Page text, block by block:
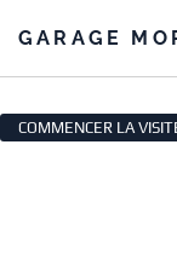
GARAGE
COMMENCER LA